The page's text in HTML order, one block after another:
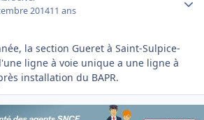
201411 ans
la section Gueret à Saint-Sulpice-
ligne à voie unique a une ligne à
installation du BAPR.